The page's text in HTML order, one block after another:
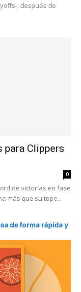
, después de
Clippers
0
de victorias en fase
más que su tope...
de forma rápida y